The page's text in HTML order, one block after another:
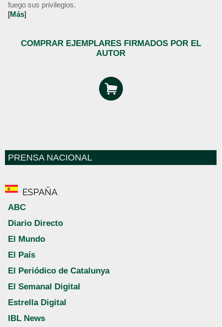
fuego sus privilegios.
[Más]
COMPRAR EJEMPLARES FIRMADOS POR EL
AUTOR
PRENSA NACIONAL
ESPAÑA
ABC
Diario Directo
El Mundo
El País
El Periódico de Catalunya
El Semanal Digital
Estrella Digital
IBL News